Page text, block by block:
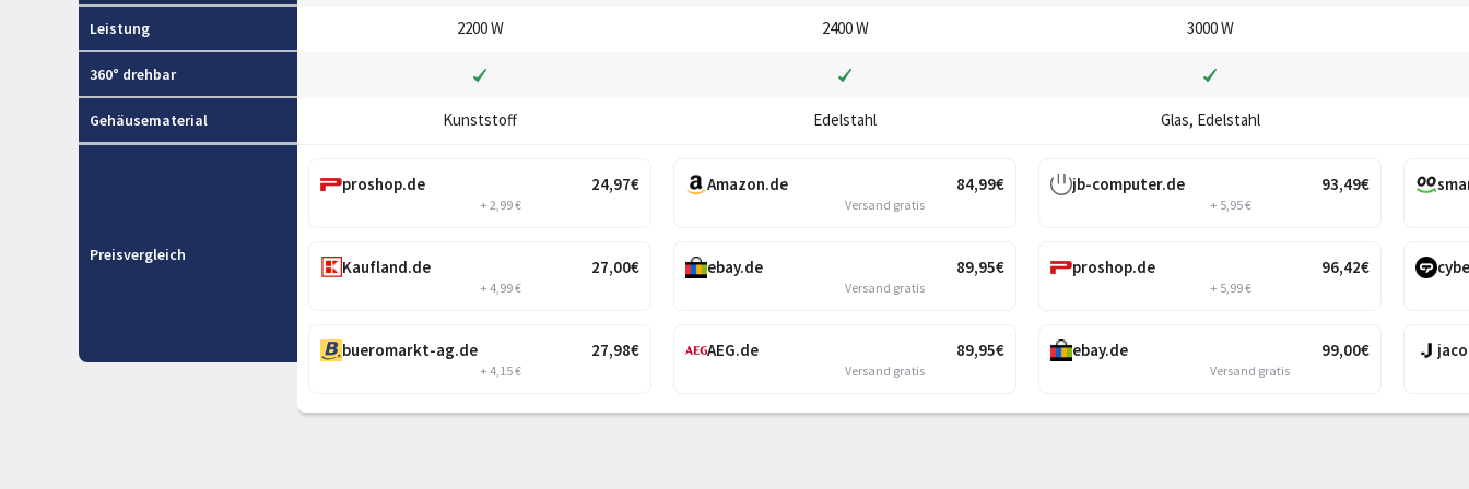
Leistung 2200 W 2400 W 3000 W
360° drehbar
Gehäusematerial Kunststoff Edelstahl Glas, Edelstahl
Preisvergleich
24,97€
proshop.de
+ 2,99 €
27,00€
Kaufland.de
+ 4,99 €
27,98€
bueromarkt-ag.de
+ 4,15 €
84,99€
Amazon.de
Versand gratis
89,95€
ebay.de
Versand gratis
89,95€
AEG.de
Versand gratis
93,49€
jb-computer.de
+ 5,95 €
96,42€
proshop.de
+ 5,99 €
99,00€
ebay.de
Versand gratis